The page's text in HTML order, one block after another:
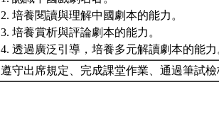
2. 培養閱讀與理解中國劇本的能力。
3. 培養賞析與評論劇本的能力。
4. 透過廣泛引導，培養多元解讀劇本的能力
遵守出席規定、完成課堂作業、通過筆試檢